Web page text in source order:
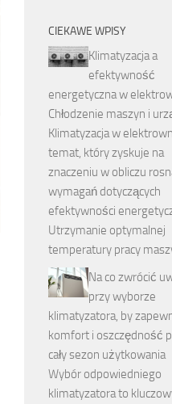
CIEKAWE WPISY
Klimatyzacja a
efektywność
energetyczna w
Chłodzenie maszyn i
Klimatyzacja w
temat, który zyskuje na
znaczeniu w obliczu
wymagań dotyczących
efektywności
Utrzymanie optymalnej
temperatury pracy
Na co zwrócić
przy wyborze
klimatyzatora, by
komfort i oszczędność
cały sezon użytkowania
Wybór odpowiedniego
klimatyzatora to